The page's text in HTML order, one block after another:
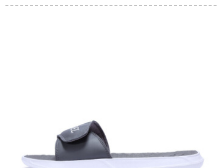
1702クールスライデ
サルと欧米の学生用
トの赤い39/40=W 8